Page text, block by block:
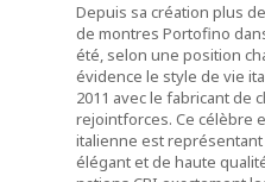
Depuis sa création plus
de montres Portofino
été, selon une position
évidence le style de vie
2011 avec le fabricant de
rejointforces. Ce célèbre
italienne est
élégant etde haute